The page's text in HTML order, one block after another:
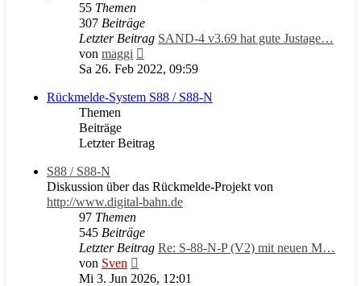
55 Themen
307 Beiträge
Letzter Beitrag SAND-4 v3.69 hat gute Justage…
von maggi
Beitrag
Sa 26. Feb 2022, 09:59
Rückmelde-System S88 / S88-N
Themen
Beiträge
Letzter Beitrag
S88 / S88-N
Diskussion über das Rückmelde-Projekt von
http://www.digital-bahn.de
97 Themen
545 Beiträge
Letzter Beitrag Re: S-88-N-P (V2) mit neuen M…
von Sven
Beitrag
Mi 3. Jun 2026, 12:01